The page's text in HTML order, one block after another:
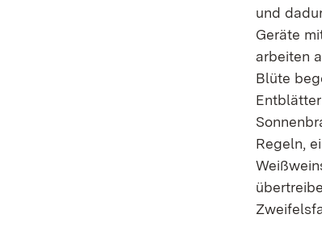
und
Geräte
arbeiten
Blüte
Regeln,